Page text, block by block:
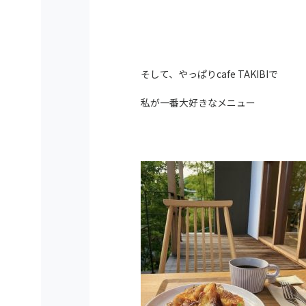
そして、やっぱりcafe TAKIBIで
私が一番大好きなメニュー